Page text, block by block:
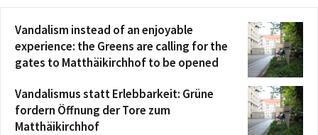
Vandalism instead of an enjoyable
experience: the Greens are calling for the
gates to Matthäikirchhof to be opened
Vandalismus statt Erlebbarkeit: Grüne
fordern Öffnung der Tore zum
Matthäikirchhof